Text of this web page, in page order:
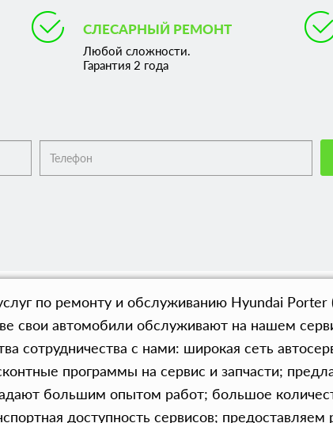
СЛЕСАРНЫЙ РЕМОНТ
Любой сложности.
Гарантия 2 года
по ремонту и обслуживанию Hyundai
свои автомобили обслуживают на нашем
сотрудничества с нами: широкая сеть
программы на сервис и запчасти;
большим опытом работ; большое
доступность сервисов;